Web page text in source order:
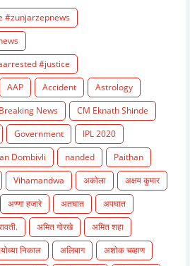
#zunjarzepnews
#justice
AAP Accident
Astrology
Breaking News
CM Eknath Shinde
Government
IPL 2020
Dombivli nanded
Paithan
Vihamandwa अकोला
अक्षय कुमार
अण्णा हजारे अतघात
अपघात
अमित गोरखे
अमित शहा
निकाल अलिबाग
अशोक चव्हाण